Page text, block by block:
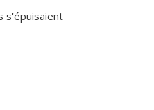
s'épuisaient